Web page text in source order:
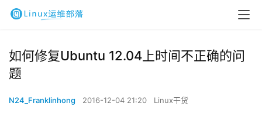
如何修复Ubuntu 12.04上时间不正确的问
题
N24_Franklinhong 2016-12-04 21:20 Linux干货